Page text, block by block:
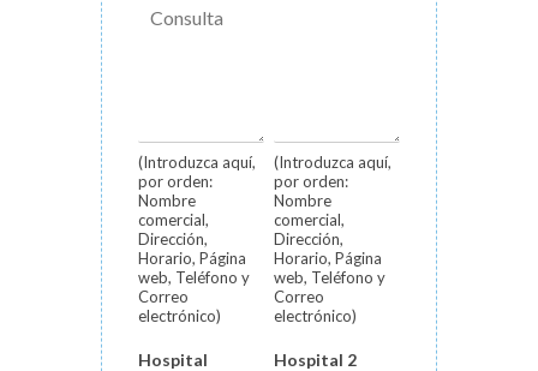
(Introduzca aquí,
por orden:
Nombre
comercial,
Dirección,
Horario, Página
web, Teléfono y
Correo
electrónico)
(Introduzca aquí,
por orden:
Nombre
comercial,
Dirección,
Horario, Página
web, Teléfono y
Correo
electrónico)
Hospital Hospital 2